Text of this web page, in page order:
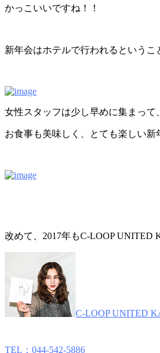
かっこいいですね！！
新年会はホテルで行われるというこ
女性スタッフは少し早めに集まっ
お食事も美味しく、とても楽しい新
改めて、2017年もC-LOOP UNITED
C-LOOP UNITED
TEL：044-542-5886